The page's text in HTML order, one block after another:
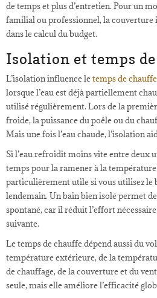
de temps et plus d’entretien. Pour un
familial ou professionnel, la couverture
dans le calcul du budget.
Isolation et temps
L’isolation influence letemps de
lorsque l’eau est déjà partiellement
utilisé régulièrement. Lors de la
froide, la puissance du poêle ou du
Mais une fois l’eau chaude, l’isolation
Si l’eau refroidit moins vite entre deux
temps pour la ramener à la température
particulièrement utile si vous utilisez le
lendemain. Un bain bien isolé permet
spontané, car il réduit l’effort
suivante.
Le temps de chauffe dépend aussi du
température extérieure, de la
de chauffage, de la couverture et du
seule, mais elle améliore l’efficacité